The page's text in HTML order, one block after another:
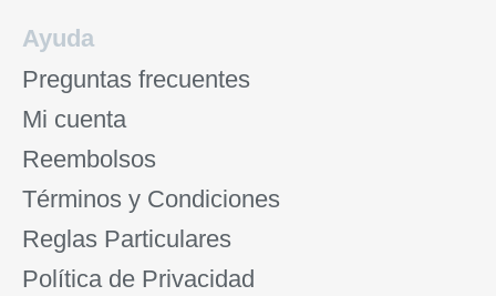
Ayuda
Preguntas frecuentes
Mi cuenta
Reembolsos
Términos y Condiciones
Reglas Particulares
Política de Privacidad